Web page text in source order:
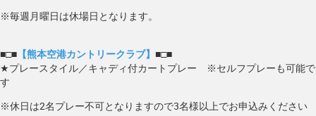
※毎週月曜日は休場日となります。
■□■ 【熊本空港カントリークラブ】 ■□■
★プレースタイル／キャディ付カートプレー ※セルフプレーも可能で
す
※休日は2名プレー不可となりますので3名様以上でお申込みください